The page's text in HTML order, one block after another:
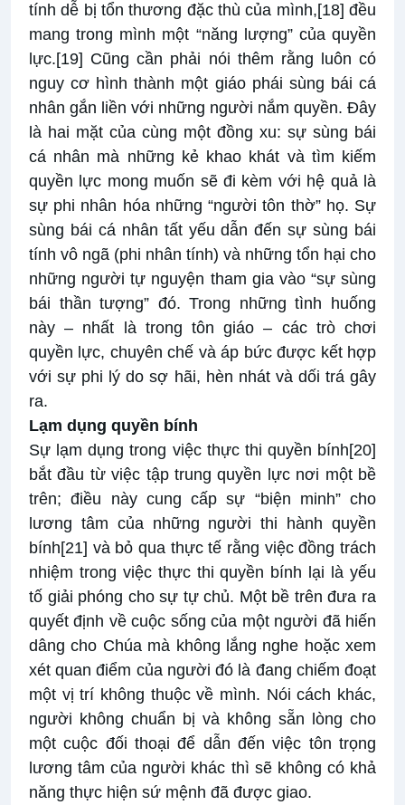
tính dễ bị tổn thương đặc thù của mình,[18] đều
mang trong mình một “năng lượng” của quyền
lực.[19] Cũng cần phải nói thêm rằng luôn có
nguy cơ hình thành một giáo phái sùng bái cá
nhân gắn liền với những người nắm quyền. Đây
là hai mặt của cùng một đồng xu: sự sùng bái
cá nhân mà những kẻ khao khát và tìm kiếm
quyền lực mong muốn sẽ đi kèm với hệ quả là
sự phi nhân hóa những “người tôn thờ” họ. Sự
sùng bái cá nhân tất yếu dẫn đến sự sùng bái
tính vô ngã (phi nhân tính) và những tổn hại cho
những người tự nguyện tham gia vào “sự sùng
bái thần tượng” đó. Trong những tình huống
này – nhất là trong tôn giáo – các trò chơi
quyền lực, chuyên chế và áp bức được kết hợp
với sự phi lý do sợ hãi, hèn nhát và dối trá gây
ra.
Lạm dụng quyền bính
Sự lạm dụng trong việc thực thi quyền bính[20]
bắt đầu từ việc tập trung quyền lực nơi một bề
trên; điều này cung cấp sự “biện minh” cho
lương tâm của những người thi hành quyền
bính[21] và bỏ qua thực tế rằng việc đồng trách
nhiệm trong việc thực thi quyền bính lại là yếu
tố giải phóng cho sự tự chủ. Một bề trên đưa ra
quyết định về cuộc sống của một người đã hiến
dâng cho Chúa mà không lắng nghe hoặc xem
xét quan điểm của người đó là đang chiếm đoạt
một vị trí không thuộc về mình. Nói cách khác,
người không chuẩn bị và không sẵn lòng cho
một cuộc đối thoại để dẫn đến việc tôn trọng
lương tâm của người khác thì sẽ không có khả
năng thực hiện sứ mệnh đã được giao.